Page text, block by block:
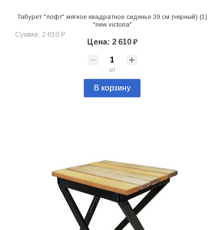
Табурет "лофт" мягкое квадратное сиденье 39 см (черный) (1)
"new victoria"
Сумма: 2 610 ₽
Цена: 2 610 ₽
шт
В корзину